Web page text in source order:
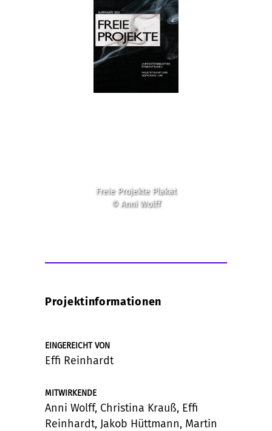
Freie Projekte Plakat
© Anni Wolff
Projektinformationen
EINGEREICHT VON
Effi Reinhardt
MITWIRKENDE
Anni Wolff, Christina Krauß, Effi
Reinhardt, Jakob Hüttmann, Martin